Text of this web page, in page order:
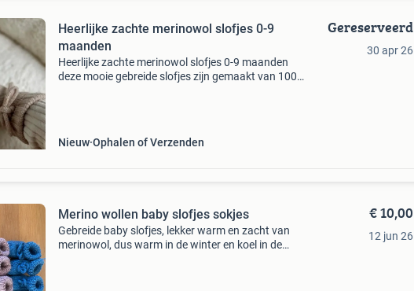
Heerlijke zachte merinowol slofjes 0-9
maanden
Heerlijke zachte merinowol slofjes 0-9 maanden
deze mooie gebreide slofjes zijn gemaakt van 100%
Nieuw Ophalen of Verzenden
Gereserveerd
30 apr 26
Merino wollen baby slofjes sokjes
Gebreide baby slofjes, lekker warm en zacht van
merinowol, dus warm in de winter en koel in de
€ 10,00
12 jun 26